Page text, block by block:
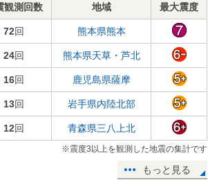
観測回数
地域
最大震度
72回 熊本県熊本
24回 熊本県天草・芦北
16回 鹿児島県薩摩
13回 岩手県内陸北部
12回 青森県三八上北
※震度3以上を観測した地震の集計です
もっと見る